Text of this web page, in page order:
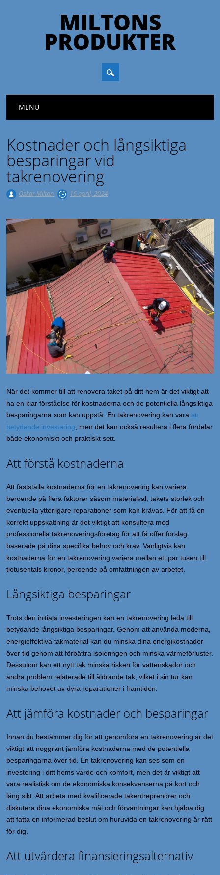
MILTONS
PRODUKTER
Huvudmeny
MENU
Kostnader och långsiktiga
besparingar vid
takrenovering
Oskar Milton 16 april, 2024
När det kommer till att renovera taket på ditt hem är det viktigt att
ha en klar förståelse för kostnaderna och de potentiella långsiktiga
besparingarna som kan uppstå. En takrenovering kan vara en
betydande investering, men det kan också resultera i flera fördelar
både ekonomiskt och praktiskt sett.
Att förstå kostnaderna
Att fastställa kostnaderna för en takrenovering kan variera
beroende på flera faktorer såsom materialval, takets storlek och
eventuella ytterligare reparationer som kan krävas. För att få en
korrekt uppskattning är det viktigt att konsultera med
professionella takrenoveringsföretag för att få offertförslag
baserade på dina specifika behov och krav. Vanligtvis kan
kostnaderna för en takrenovering variera mellan ett par tusen till
tiotusentals kronor, beroende på omfattningen av arbetet.
Långsiktiga besparingar
Trots den initiala investeringen kan en takrenovering leda till
betydande långsiktiga besparingar. Genom att använda moderna,
energieffektiva takmaterial kan du minska dina energikostnader
över tid genom att förbättra isoleringen och minska värmeförluster.
Dessutom kan ett nytt tak minska risken för vattenskador och
andra problem relaterade till åldrande tak, vilket i sin tur kan
minska behovet av dyra reparationer i framtiden.
Att jämföra kostnader och besparingar
Innan du bestämmer dig för att genomföra en takrenovering är det
viktigt att noggrant jämföra kostnaderna med de potentiella
besparingarna över tid. En takrenovering kan ses som en
investering i ditt hems värde och komfort, men det är viktigt att
vara realistisk om de ekonomiska konsekvenserna på kort och
lång sikt. Att arbeta med kvalificerade takentreprenörer och
diskutera dina ekonomiska mål och förväntningar kan hjälpa dig
att fatta en informerad beslut om huruvida en takrenovering är rätt
för dig.
Att utvärdera finansieringsalternativ